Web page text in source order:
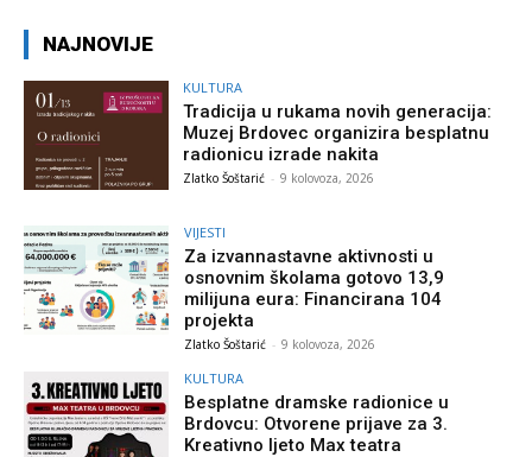
NAJNOVIJE
KULTURA
Tradicija u rukama novih generacija:
Muzej Brdovec organizira besplatnu
radionicu izrade nakita
Zlatko Šoštarić - 9 kolovoza, 2026
VIJESTI
Za izvannastavne aktivnosti u
osnovnim školama gotovo 13,9
milijuna eura: Financirana 104
projekta
Zlatko Šoštarić - 9 kolovoza, 2026
KULTURA
Besplatne dramske radionice u
Brdovcu: Otvorene prijave za 3.
Kreativno ljeto Max teatra